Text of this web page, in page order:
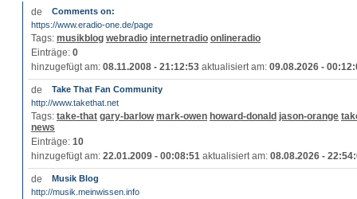
Comments on:
https://www.eradio-one.de/page
Tags: musikblog webradio internetradio onlineradio
Einträge: 0
hinzugefügt am: 08.11.2008 - 21:12:53 aktualisiert am: 09.08.2026 -
Take That Fan Community
http://www.takethat.net
Tags: take-that gary-barlow mark-owen howard-donald jason-orange
news
Einträge: 10
hinzugefügt am: 22.01.2009 - 00:08:51 aktualisiert am: 08.08.2026 -
Musik Blog
http://musik.meinwissen.info